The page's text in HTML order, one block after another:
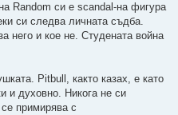
Random си е scandal-на фигура
си следва личната съдба.
него и кое не. Студената война
Pitbull, както казах, е като
и духовно. Никога не си
примирява с